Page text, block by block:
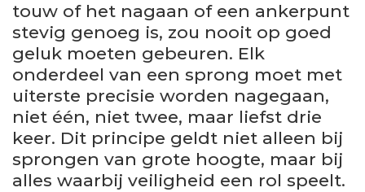
touw of het nagaan of een ankerpunt
stevig genoeg is, zou nooit op goed
geluk moeten gebeuren. Elk
onderdeel van een sprong moet met
uiterste precisie worden nagegaan,
niet één, niet twee, maar liefst drie
keer. Dit principe geldt niet alleen bij
sprongen van grote hoogte, maar bij
alles waarbij veiligheid een rol speelt.